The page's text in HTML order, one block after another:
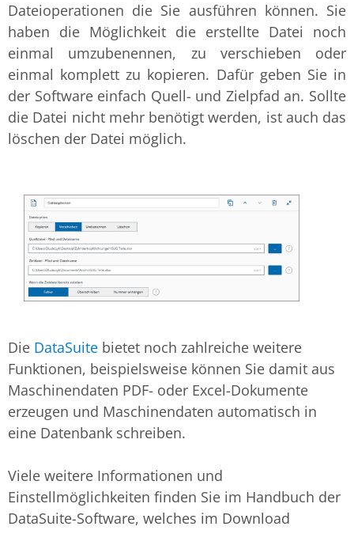
Dateioperationen die Sie ausführen können. Sie
haben die Möglichkeit die erstellte Datei noch
einmal umzubenennen, zu verschieben oder
einmal komplett zu kopieren. Dafür geben Sie in
der Software einfach Quell- und Zielpfad an. Sollte
die Datei nicht mehr benötigt werden, ist auch das
löschen der Datei möglich.
Die DataSuite bietet noch zahlreiche weitere
Funktionen, beispielsweise können Sie damit aus
Maschinendaten PDF- oder Excel-Dokumente
erzeugen und Maschinendaten automatisch in
eine Datenbank schreiben.
Viele weitere Informationen und
Einstellmöglichkeiten finden Sie im Handbuch der
DataSuite-Software, welches im Download